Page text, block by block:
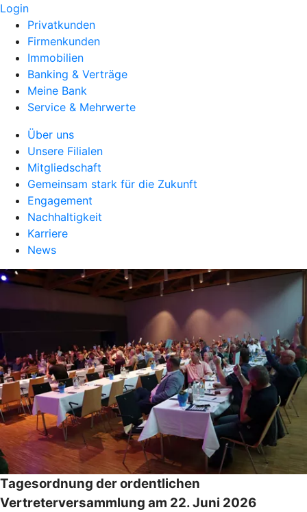
Login
Privatkunden
Firmenkunden
Immobilien
Banking & Verträge
Meine Bank
Service & Mehrwerte
Über uns
Unsere Filialen
Mitgliedschaft
Gemeinsam stark für die Zukunft
Engagement
Nachhaltigkeit
Karriere
News
Tagesordnung der ordentlichen
Vertreterversammlung am 22. Juni 2026